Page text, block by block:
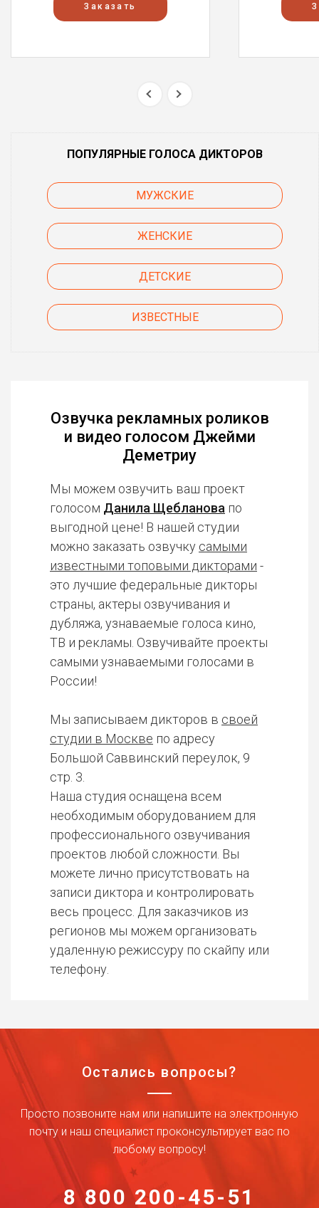
Заказать
ПОПУЛЯРНЫЕ ГОЛОСА ДИКТОРОВ
МУЖСКИЕ
ЖЕНСКИЕ
ДЕТСКИЕ
ИЗВЕСТНЫЕ
Озвучка рекламных роликов
и видео голосом Джейми
Деметриу
Мы можем озвучить ваш проект
голосом Данила Щебланова по
выгодной цене! В нашей студии
можно заказать озвучку самыми
известными топовыми дикторами -
это лучшие федеральные дикторы
страны, актеры озвучивания и
дубляжа, узнаваемые голоса кино,
ТВ и рекламы. Озвучивайте проекты
самыми узнаваемыми голосами в
России!
Мы записываем дикторов в своей
студии в Москве по адресу
Большой Саввинский переулок, 9
стр. 3.
Наша студия оснащена всем
необходимым оборудованием для
профессионального озвучивания
проектов любой сложности. Вы
можете лично присутствовать на
записи диктора и контролировать
весь процесс. Для заказчиков из
регионов мы можем организовать
удаленную режиссуру по скайпу или
телефону.
Остались вопросы?
Просто позвоните нам или напишите на электронную
почту и наш специалист проконсультирует вас по
любому вопросу!
8 800 200-45-51